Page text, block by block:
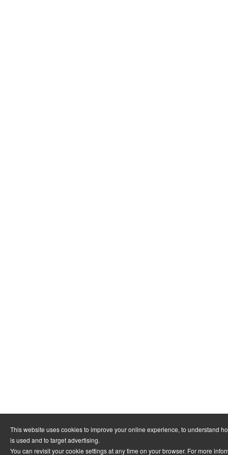
This website uses cookies to improve your online experience, to understand
is used and to target advertising.
You can revisit your cookie settings at any time on your browser. For more